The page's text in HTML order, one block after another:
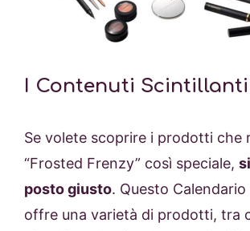
I Contenuti Scintillanti
Se volete scoprire i prodotti che
“Frosted Frenzy” così speciale,
posto giusto. Questo Calendario
offre una varietà di prodotti, tra